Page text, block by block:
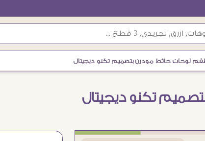
لوحات حائط مودرن بتصميم تكنو ديجيتال
تكنو ديجيتال